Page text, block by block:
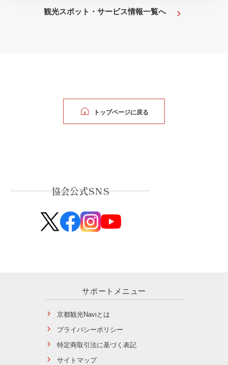
観光スポット・サービス情報一覧へ
トップページに戻る
協会公式SNS
サポートメニュー
京都観光Naviとは
プライバシーポリシー
特定商取引法に基づく表記
サイトマップ